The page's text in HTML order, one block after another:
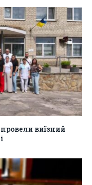
виїзний